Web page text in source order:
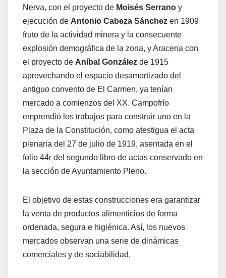
Nerva, con el proyecto de Moisés Serrano y
ejecución de Antonio Cabeza Sánchez en 1909
fruto de la actividad minera y la consecuente
explosión demográfica de la zona, y Aracena con
el proyecto de Aníbal González de 1915
aprovechando el espacio desamortizado del
antiguo convento de El Carmen, ya tenían
mercado a comienzos del XX. Campofrío
emprendió los trabajos para construir uno en la
Plaza de la Constitución, como atestigua el acta
plenaria del 27 de julio de 1919, asentada en el
folio 44r del segundo libro de actas conservado en
la sección de Ayuntamiento Pleno.
El objetivo de estas construcciones era garantizar
la venta de productos alimenticios de forma
ordenada, segura e higiénica. Así, los nuevos
mercados observan una serie de dinámicas
comerciales y de sociabilidad.